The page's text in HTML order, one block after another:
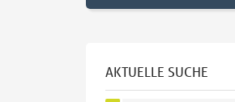
AKTUELLE SUCHE